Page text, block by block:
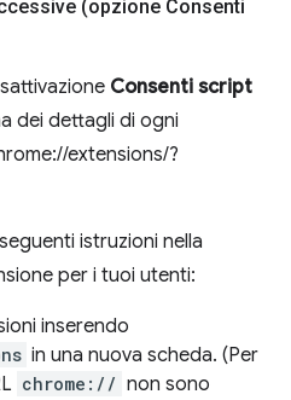
(opzione Consenti
Consenti script
dei dettagli di ogni
extensions/?
istruzioni nella
per i tuoi utenti:
inserendo
in una nuova scheda. (Per
chrome:// non sono